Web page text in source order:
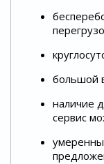
большой
наличие
сервис